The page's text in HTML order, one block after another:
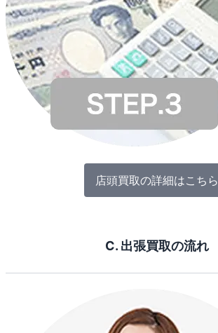
店頭買取の詳細はこちら
C. 出張買取の流れ